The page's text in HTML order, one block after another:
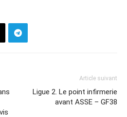
Article suivant
Ligue 2. Le point infirmerie
avant ASSE – GF38